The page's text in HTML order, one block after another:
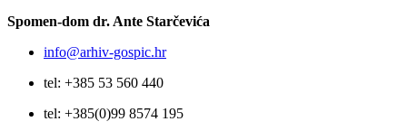
Spomen-dom dr. Ante Starčevića
info@arhiv-gospic.hr
tel: +385 53 560 440
tel: +385(0)99 8574 195